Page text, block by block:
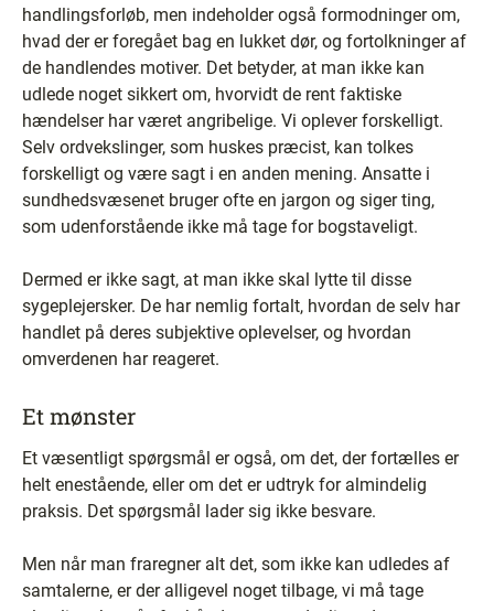
handlingsforløb, men indeholder også formodninger om,
hvad der er foregået bag en lukket dør, og fortolkninger af
de handlendes motiver. Det betyder, at man ikke kan
udlede noget sikkert om, hvorvidt de rent faktiske
hændelser har været angribelige. Vi oplever forskelligt.
Selv ordvekslinger, som huskes præcist, kan tolkes
forskelligt og være sagt i en anden mening. Ansatte i
sundhedsvæsenet bruger ofte en jargon og siger ting,
som udenforstående ikke må tage for bogstaveligt.
Dermed er ikke sagt, at man ikke skal lytte til disse
sygeplejersker. De har nemlig fortalt, hvordan de selv har
handlet på deres subjektive oplevelser, og hvordan
omverdenen har reageret.
Et mønster
Et væsentligt spørgsmål er også, om det, der fortælles er
helt enestående, eller om det er udtryk for almindelig
praksis. Det spørgsmål lader sig ikke besvare.
Men når man fraregner alt det, som ikke kan udledes af
samtalerne, er der alligevel noget tilbage, vi må tage